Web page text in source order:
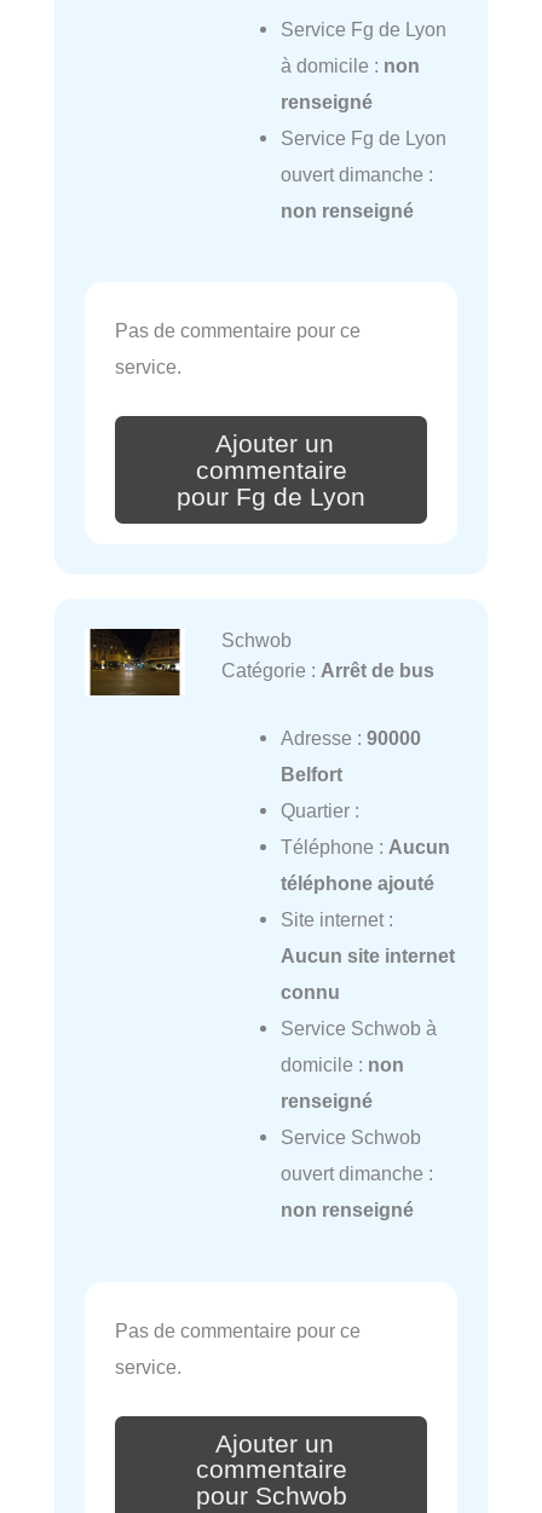
Service Fg de Lyon
à domicile : non
renseigné
Service Fg de Lyon
ouvert dimanche :
non renseigné
Pas de commentaire pour ce
service.
Ajouter un
commentaire
pour Fg de Lyon
Schwob
Catégorie : Arrêt de bus
Adresse : 90000
Belfort
Quartier :
Téléphone : Aucun
téléphone ajouté
Site internet :
Aucun site internet
connu
Service Schwob à
domicile : non
renseigné
Service Schwob
ouvert dimanche :
non renseigné
Pas de commentaire pour ce
service.
Ajouter un
commentaire
pour Schwob